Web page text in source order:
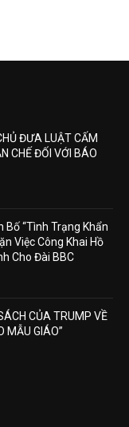
ĐƯA LUẬT CẤM
CHẾ ĐỐI VỚI BÁO
Bố “Tình Trạng Khẩn
Việc Công Khai Hồ
Cho Đài BBC
CỦA TRUMP VỀ
MẪU GIÁO”